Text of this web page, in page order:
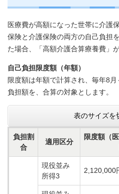
医療費が高額になった世帯に介護
保険と介護保険の両方の自己負担
た場合、「高額介護合算療養費」
自己負担限度額（年額）
限度額は年額で計算され、毎年8
負担額を、合算の対象とします。
表のサイズを
負担割
合
適用区分
限度額（
現役並み
所得3
2,120,000